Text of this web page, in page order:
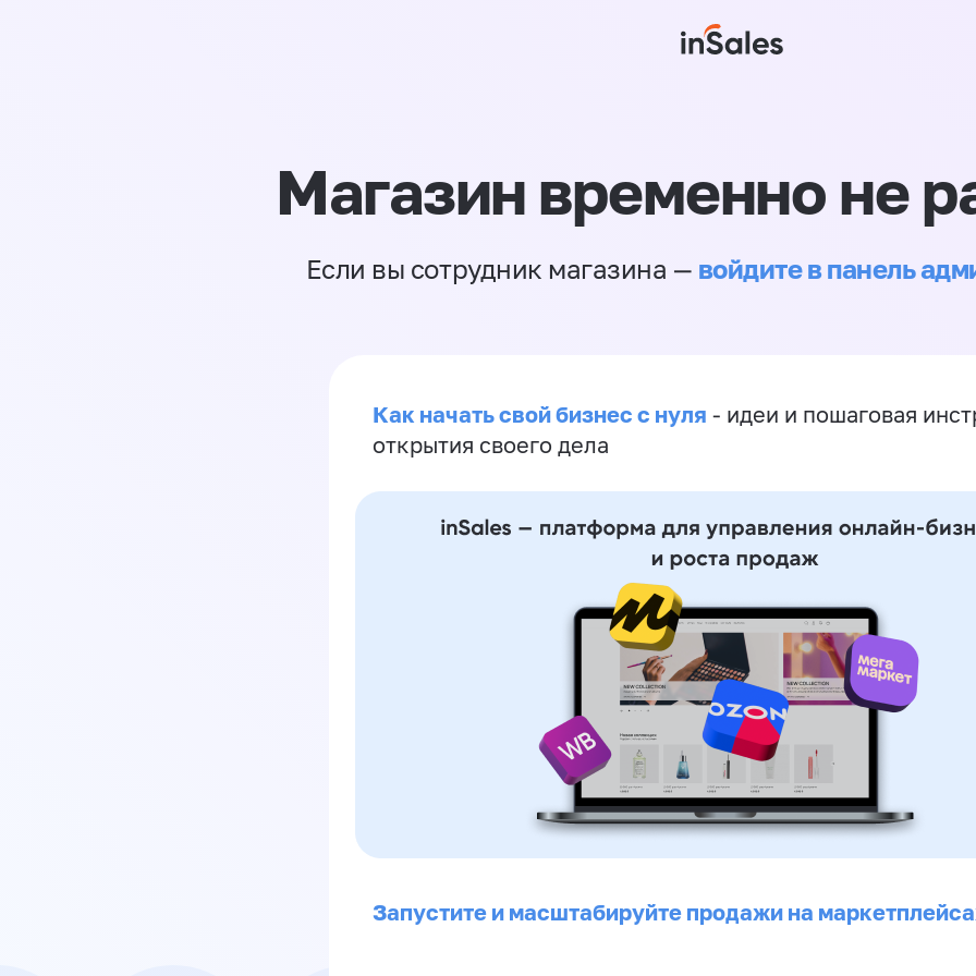
Магазин временно не
Если вы сотрудник магазина — войдите в панель
Как начать свой бизнес с нуля - идеи и пошаговая
открытия своего дела
Запустите и масштабируйте продажи на